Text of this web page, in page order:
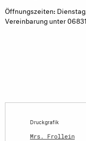
Öffnungszeiten:
Vereinbarung unter
Druckgrafik
Mrs. Frollein